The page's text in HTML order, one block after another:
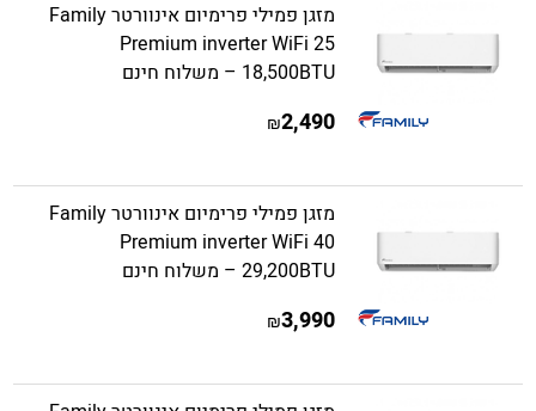
מזגן פמילי פרימיום אינוורטר Family
Premium inverter WiFi 25
18,500BTU – משלוח חינם
2,490
₪
מזגן פמילי פרימיום אינוורטר Family
Premium inverter WiFi 40
29,200BTU – משלוח חינם
3,990
₪